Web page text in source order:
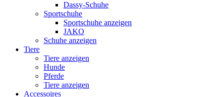
Dassy-Schuhe
Sportschuhe
Sportschuhe anzeigen
JAKO
Schuhe anzeigen
Tiere
Tiere anzeigen
Hunde
Pferde
Tiere anzeigen
Accessoires